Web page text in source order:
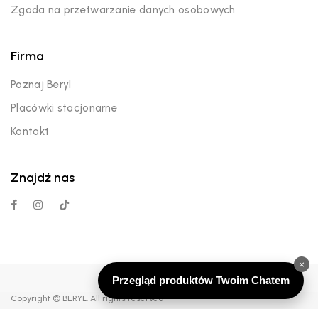
Zgoda na przetwarzanie danych osobowych
Firma
Poznaj Beryl
Placówki stacjonarne
Kontakt
Znajdź nas
Copyright © BERYL. All rights reserved
×
Przegląd produktów Twoim Chatem